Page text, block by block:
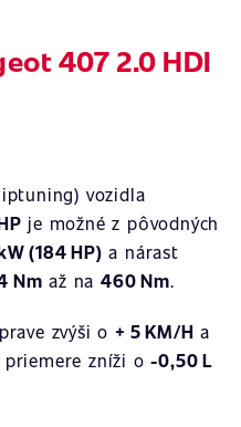
407 2.0 HDI
vozidla
je možné z pôvodných
(184 HP) a nárast
Nm až na460 Nm.
zvýši o + 5 KM/H a
priemere zníži o-0,50 L